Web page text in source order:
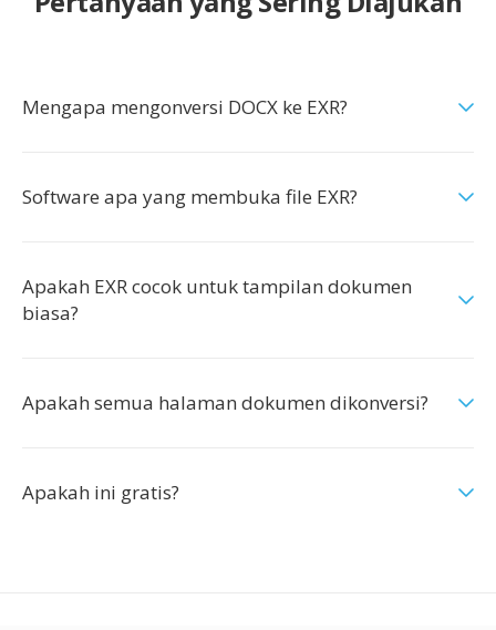
Mengapa mengonversi DOCX ke EXR?
Software apa yang membuka file EXR?
Apakah EXR cocok untuk tampilan dokumen
biasa?
Apakah semua halaman dokumen dikonversi?
Apakah ini gratis?